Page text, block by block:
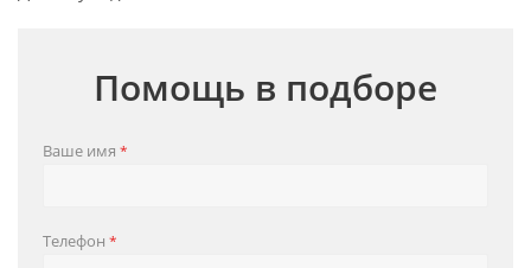
Помощь в подборе
Ваше имя *
Телефон *